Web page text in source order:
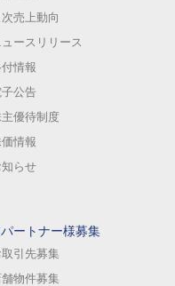
次売上動向
ュースリリース
情報
子公告
優待制度
情報
知らせ
ートナー様募集
取引先募集
舗物件募集